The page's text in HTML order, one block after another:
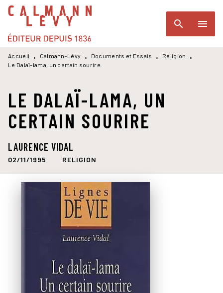
MENU RECHERCHE
PIED DE PAGE
search menu
Accueil • Calmann-Lévy • Documents et Essais • Religion
•
Le Dalaï-lama, un certain sourire
LE DALAÏ-LAMA, UN
CERTAIN SOURIRE
LAURENCE VIDAL
02/11/1995 RELIGION